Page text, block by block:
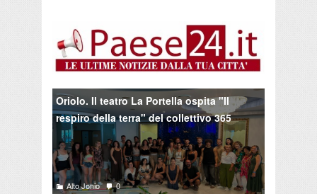
Oriolo. Il teatro La Portella ospita "Il
respiro della terra" del collettivo 365
Alto Jonio 0